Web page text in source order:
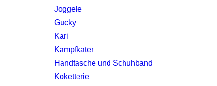
Joggele
Gucky
Kari
Kampfkater
Handtasche und Schuhband
Koketterie